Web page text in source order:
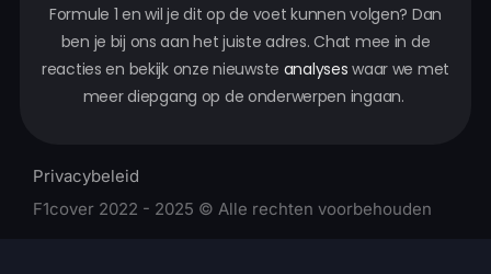
Formule 1 en wil je dit op de voet kunnen volgen? Dan
ben je bij ons aan het juiste adres. Chat mee in de
reacties en bekijk onze nieuwste analyses waar we met
meer diepgang op de onderwerpen ingaan.
Privacybeleid
F1cover 2022 - 2025 © Alle rechten voorbehouden